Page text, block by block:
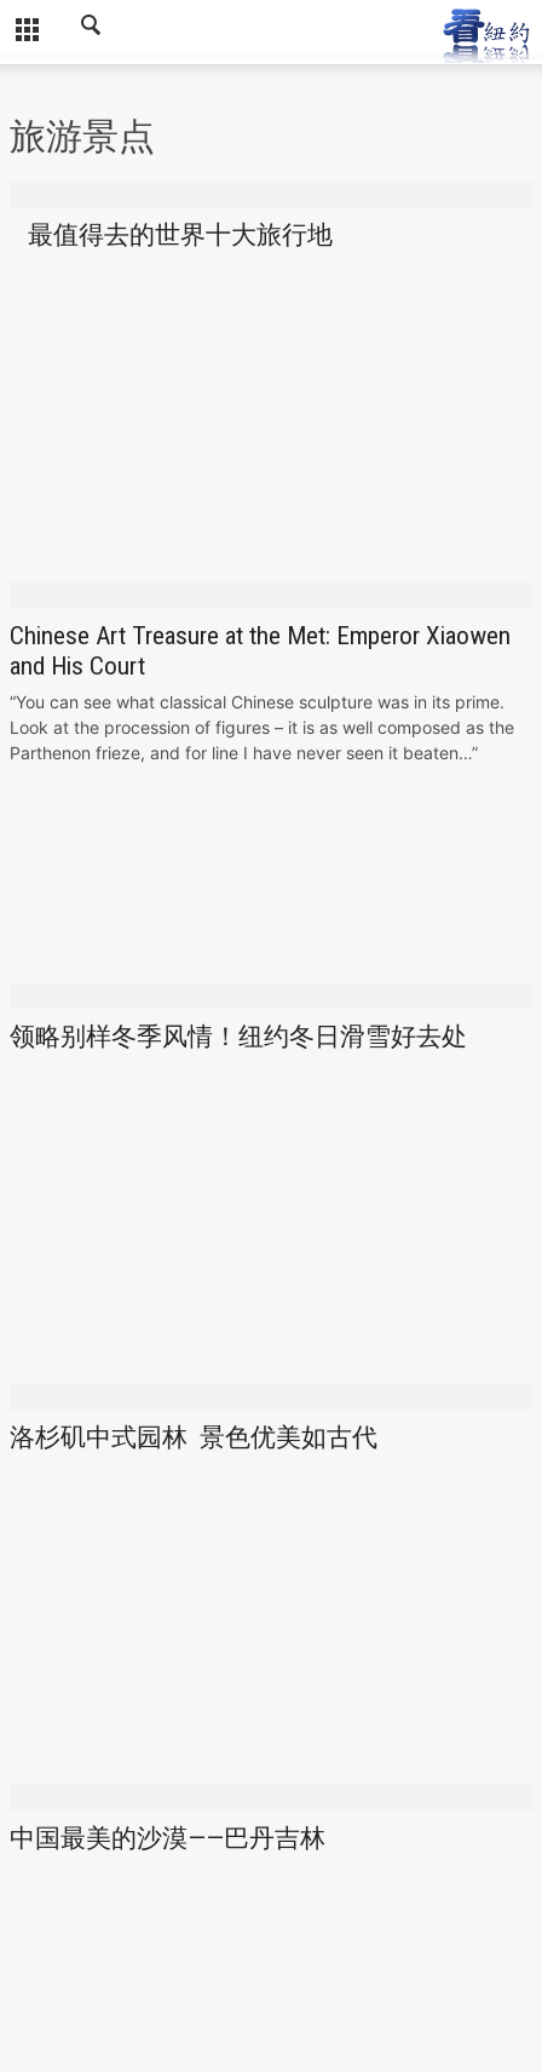
旅游景点
最值得去的世界十大旅行地
Chinese Art Treasure at the Met: Emperor Xiaowen
and His Court
“You can see what classical Chinese sculpture was in its prime.
Look at the procession of figures – it is as well composed as the
Parthenon frieze, and for line I have never seen it beaten…”
领略别样冬季风情！纽约冬日滑雪好去处
洛杉矶中式园林 景色优美如古代
中国最美的沙漠——巴丹吉林